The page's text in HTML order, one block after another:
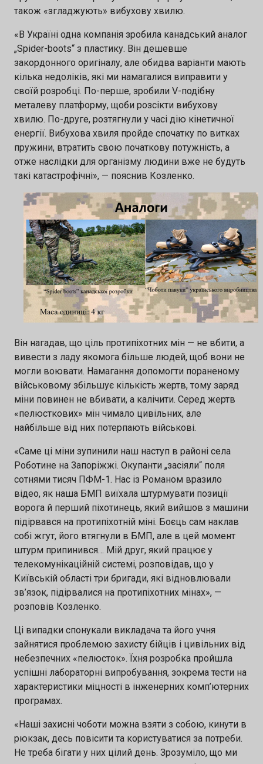
також «згладжують» вибухову хвилю.
«В Україні одна компанія зробила канадський аналог
„Spider-boots“ з пластику. Він дешевше
закордонного оригіналу, але обидва варіанти мають
кілька недоліків, які ми намагалися виправити у
своїй розробці. По-перше, зробили V-подібну
металеву платформу, щоби розсікти вибухову
хвилю. По-друге, розтягнули у часі дію кінетичної
енергії. Вибухова хвиля пройде спочатку по витках
пружини, втратить свою початкову потужність, а
отже наслідки для організму людини вже не будуть
такі катастрофічні», — пояснив Козленко.
Він нагадав, що ціль протипіхотних мін — не вбити, а
вивести з ладу якомога більше людей, щоб вони не
могли воювати. Намагання допомогти пораненому
військовому збільшує кількість жертв, тому заряд
міни повинен не вбивати, а калічити. Серед жертв
«пелюсткових» мін чимало цивільних, але
найбільше від них потерпають військові.
«Саме ці міни зупинили наш наступ в районі села
Роботине на Запоріжжі. Окупанти „засіяли“ поля
сотнями тисяч ПФМ-1. Нас із Романом вразило
відео, як наша БМП виїхала штурмувати позиції
ворога й перший піхотинець, який вийшов з машини
підірвався на протипіхотній міні. Боєць сам наклав
собі жгут, його втягнули в БМП, але в цей момент
штурм припинився… Мій друг, який працює у
телекомунікаційній системі, розповідав, що у
Київській області три бригади, які відновлювали
зв’язок, підірвалися на протипіхотних мінах», —
розповів Козленко.
Ці випадки спонукали викладача та його учня
зайнятися проблемою захисту бійців і цивільних від
небезпечних «пелюсток». Їхня розробка пройшла
успішні лабораторні випробування, зокрема тести на
характеристики міцності в інженерних комп’ютерних
програмах.
«Наші захисні чоботи можна взяти з собою, кинути в
рюкзак, десь повісити та користуватися за потреби.
Не треба бігати у них цілий день. Зрозуміло, що ми